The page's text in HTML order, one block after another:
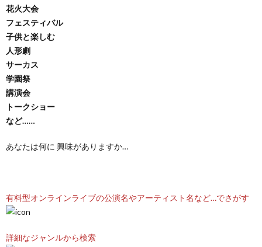
花火大会
フェスティバル
子供と楽しむ
人形劇
サーカス
学園祭
講演会
トークショー
など……
あなたは何に 興味がありますか…
有料型オンラインライブの公演名やアーティスト名など…でさがす
詳細なジャンルから検索